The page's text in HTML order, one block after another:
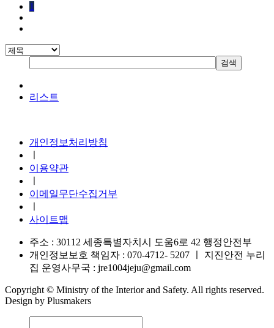
1
리스트
개인정보처리방침
이용약관
이메일무단수집거부
사이트맵
주소 : 30112 세종특별자치시 도움6로 42 행정안전부
개인정보보호 책임자 : 070-4712- 5207
지진안전 누리
집 운영사무국 : jre1004jeju@gmail.com
Copyright © Ministry of the Interior and Safety. All rights reserved.
Design by Plusmakers